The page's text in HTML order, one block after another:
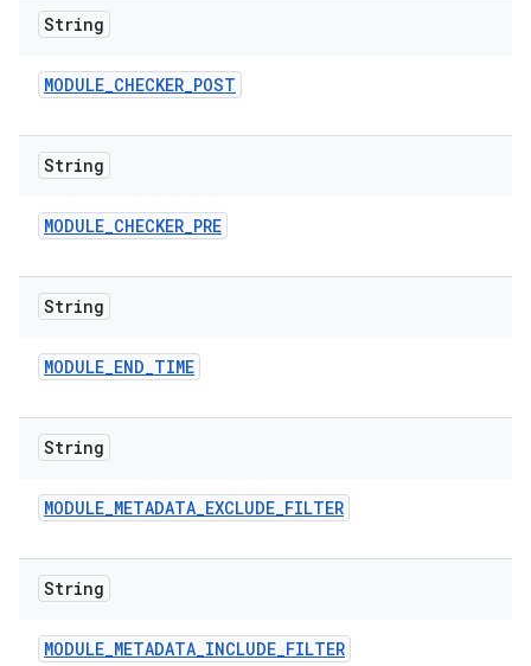
String
MODULE_CHECKER_POST
String
MODULE_CHECKER_PRE
String
MODULE_END_TIME
String
MODULE_METADATA_EXCLUDE_FILTER
String
MODULE_METADATA_INCLUDE_FILTER